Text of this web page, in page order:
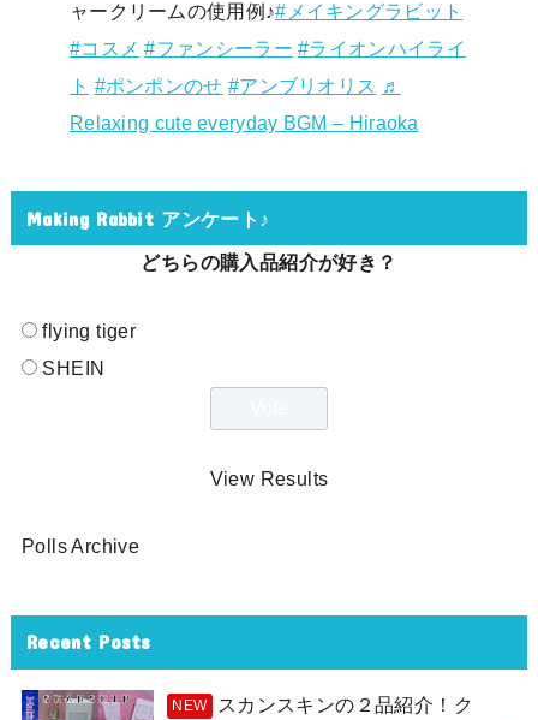
ャークリームの使用例♪#メイキングラビット
#コスメ #ファンシーラー #ライオンハイライ
ト #ポンポンのせ #アンブリオリス ♬
Relaxing cute everyday BGM – Hiraoka
Making Rabbit アンケート♪
どちらの購入品紹介が好き？
flying tiger
SHEIN
View Results
Polls Archive
Recent Posts
スカンスキンの２品紹介！ク